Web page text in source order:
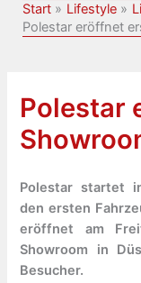
Start Lifestyle
Polestar eröffnet
Polestar
Polestar startet
den ersten
eröffnet am
Showroom in
Besucher.